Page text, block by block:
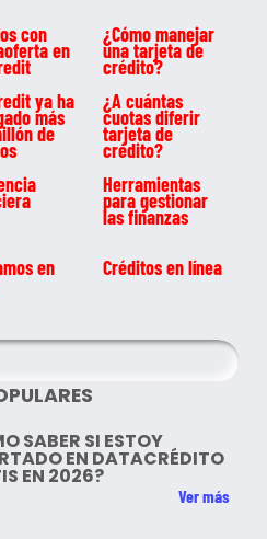
con
en
¿Cómo manejar
una tarjeta de
crédito?
ya ha
más
de
¿A cuántas
cuotas diferir
tarjeta de
crédito?
Herramientas
para gestionar
las finanzas
en Créditos en línea
SABER SI ESTOY
EN DATACRÉDITO
EN 2026?
Ver más